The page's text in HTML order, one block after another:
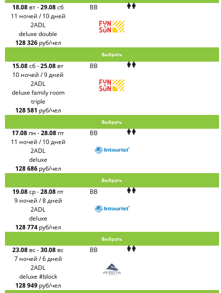
18.08 вт-29.08сб
11 ночей / 10 дней
BB
2ADL
deluxe double
128 326 руб/чел
Выбрать
15.08сб-25.08 вт
10 ночей / 9 дней
BB
2ADL
deluxe family room
triple
128 581 руб/чел
Выбрать
17.08 пн -28.08 пт
11 ночей / 10 дней
BB
2ADL
deluxe
128 686 руб/чел
Выбрать
19.08ср-28.08 пт
9 ночей / 8 дней
BB
2ADL
deluxe
128 774 руб/чел
Выбрать
23.08 вс-30.08 вс
7 ночей / 6 дней
BB
2ADL
deluxe #block
128 949 руб/чел